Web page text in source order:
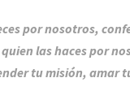
por nosotros,
las haces por
tu misión, amar